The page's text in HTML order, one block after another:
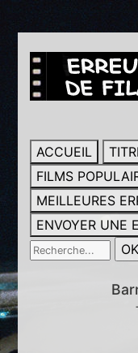
ACCUEIL
FILMS
MEILLEURES
ENVOYER UNE